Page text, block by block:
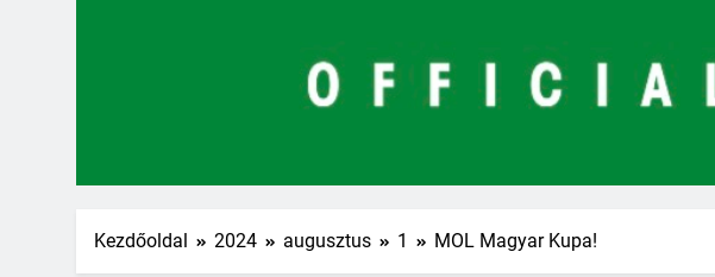
Kezdőoldal 2024 augusztus 1 MOL Magyar Kupa!